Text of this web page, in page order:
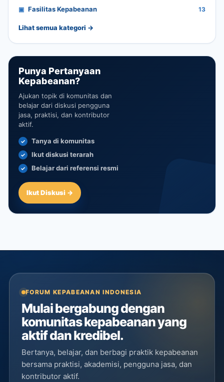
Fasilitas Kepabeanan 13
Lihat semua kategori →
Punya Pertanyaan
Kepabeanan?
Ajukan topik di komunitas dan
belajar dari diskusi pengguna
jasa, praktisi, dan kontributor
aktif.
Tanya di komunitas
Ikut diskusi terarah
Belajar dari referensi resmi
Ikut Diskusi →
FORUM KEPABEANAN INDONESIA
Mulai bergabung dengan
komunitas kepabeanan yang
aktif dan kredibel.
Bertanya, belajar, dan berbagi praktik kepabeanan
bersama praktisi, akademisi, pengguna jasa, dan
kontributor aktif.